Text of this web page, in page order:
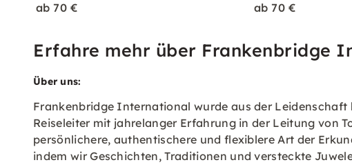
ab 70 € ab 70 €
Erfahre mehr über Frankenbridge
Über uns:
Frankenbridge International wurde aus der Leidenschaft
Reiseleiter mit jahrelanger Erfahrung in der Leitung von
persönlichere, authentischere und flexiblere Art der
indem wir Geschichten, Traditionen und versteckte